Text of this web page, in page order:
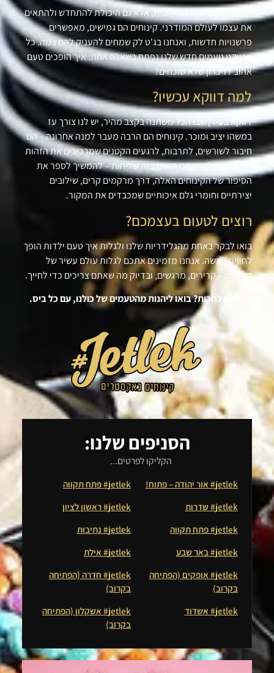
זו לא רק השייכות המקומית, אלא גם היכולת להתחדש ולהתאים
את עצמו לעולם המודרני. קינוחים הם גמישים, מאפשרים
פרשנויות חדשות, ואנחנו בג'ט לק שמחים להעניק להם במה. כל
פרויקט טעמים חדש שלנו נפתח בשאלה אחת: איך הופכים טעם
אהוב לזיכרון שלא שוכחים?
למה דווקא עכשיו?
דווקא בעידן שבו הכל משתנה בקצב מהיר, יש לנו צורך עז
במשהו יציב ומוכר. קינוחים הם הרבה מעבר למנה אחרונה – הם
חיבור לשורשים, לתרבות, לרגעים הקטנים שמרכיבים את הזהות
שלנו. בג'ט לק אנחנו רואים בזה שליחות – להמשיך לספר את
הסיפור של הקינוחים האלה, דרך מרקמים קרים, שילובים
יצירתיים וחומרי גלם איכותיים שמכבדים את המקור.
רוצים לטעום בעצמכם?
בואו לבקר באחת מהגלידריות שלנו ולגלות איך טעם ילדות הופך
לחוויה חדשה. אנחנו מזמינים אתכם לגלות עולם עשיר של
קינוחים – קרירים, מרגשים, ובדיוק מה שאתם צריכים כדי לחייך.
אז למה לחכות? בואו ליהנות מהטעמים של כולנו, עם כל ביס.
הסניפים שלנו:
הקליקו לפרטים...
jetlek# אור יהודה – פתוח!
jetlek# פתח תקווה
jetlek# שדרות
jetlek# ראשון לציון
jetlek# פתח תקווה
jetlek# נתיבות
jetlek# באר שבע
jetlek# אילת
jetlek# אופקים (הפתיחה
בקרוב)
jetlek# חדרה (הפתיחה
בקרוב)
jetlek# אשדוד
jetlek# אשקלון (הפתיחה
בקרוב)